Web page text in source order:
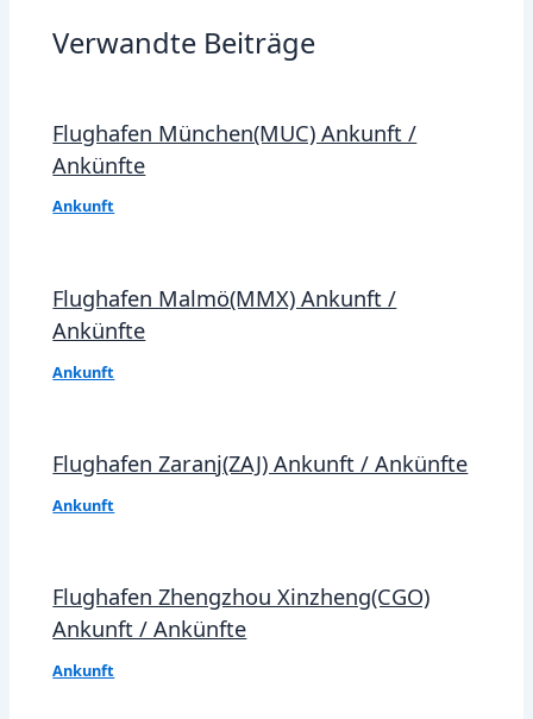
Verwandte Beiträge
Flughafen München(MUC) Ankunft /
Ankünfte
Ankunft
Flughafen Malmö(MMX) Ankunft /
Ankünfte
Ankunft
Flughafen Zaranj(ZAJ) Ankunft / Ankünfte
Ankunft
Flughafen Zhengzhou Xinzheng(CGO)
Ankunft / Ankünfte
Ankunft